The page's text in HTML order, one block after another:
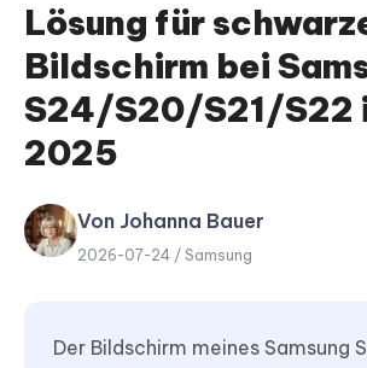
ReiBoot
for iOS
PDNob
Editor
Lösung für
Bildschirm bei
S24/S20/S21/S22
2025
Von Johanna Bauer
2026-07-24 / Samsung
Der Bildschirm meines Samsung